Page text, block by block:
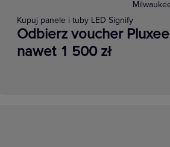
Kupuj panele i tuby LED Signify
Odbierz voucher Pluxee
nawet 1 500 zł